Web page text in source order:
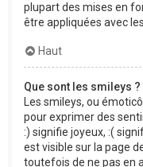
plupart des mises en
être appliquées avec
Haut
Que sont les smileys ?
Les smileys, ou
pour exprimer des
:) signifie joyeux, :(
est visible sur la page
toutefois de ne pas en